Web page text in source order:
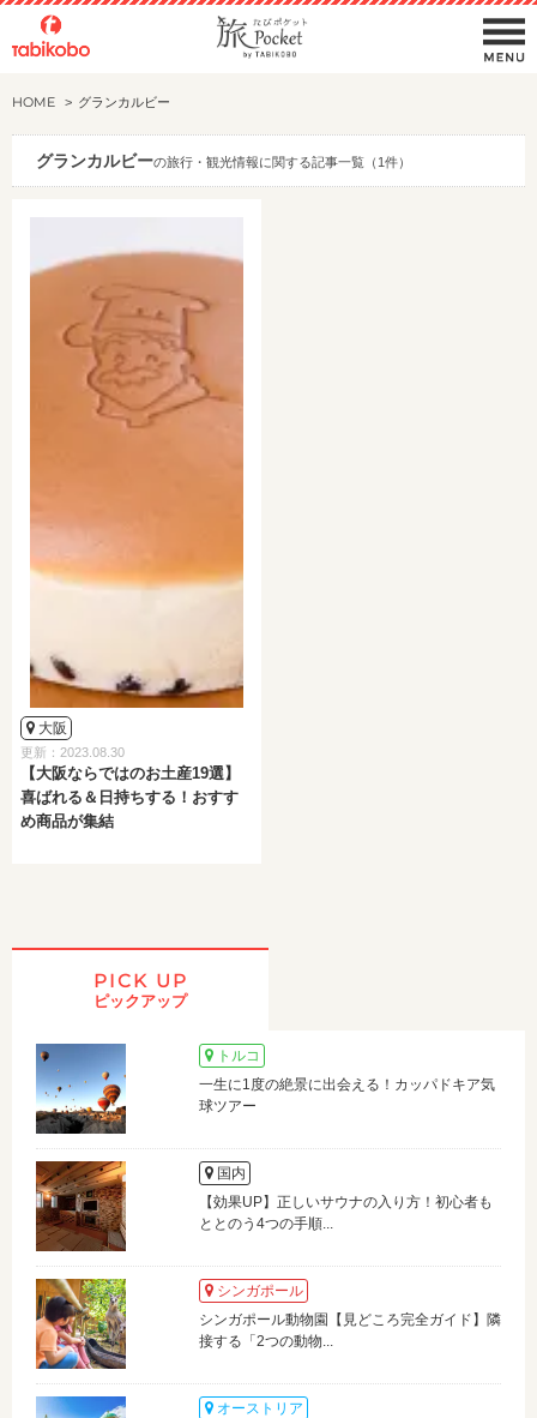
HOME グランカルビー
グランカルビーの旅行・観光情報に関する記事一覧（1件）
大阪
更新：2023.08.30
【大阪ならではのお土産19選】
喜ばれる＆日持ちする！おすす
め商品が集結
PICK UP
ピックアップ
トルコ
一生に1度の絶景に出会える！カッパドキア気
球ツアー
国内
【効果UP】正しいサウナの入り方！初心者も
ととのう4つの手順...
シンガポール
シンガポール動物園【見どころ完全ガイド】隣
接する「2つの動物...
オーストリア